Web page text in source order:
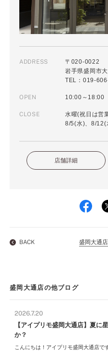
ADDRESS
〒020-0022
岩手県盛岡市
TEL：019-
OPEN 10:00～18:00
CLOSE
水曜(祝日は営
8/5(水)、8/12(
店舗詳細
BACK 盛岡大通
盛岡大通店の他ブログ
2026.7.20
【アイプリモ盛岡大通店】夏に
か？
こんにちは！アイプリモ盛岡大通店で